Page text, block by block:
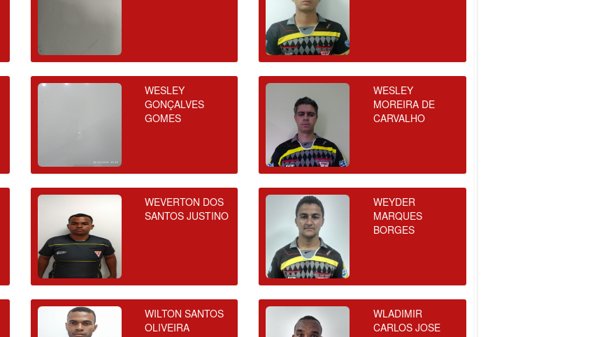
WESLEY
GONÇALVES
GOMES
WESLEY
MOREIRA DE
CARVALHO
WEVERTON DOS
SANTOS JUSTINO
WEYDER
MARQUES
BORGES
WILTON SANTOS
OLIVEIRA
WLADIMIR
CARLOS JOSE